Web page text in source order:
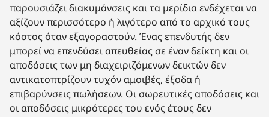
παρουσιάζει διακυμάνσεις και τα μερίδια ενδέχεται να
αξίζουν περισσότερο ή λιγότερο από το αρχικό τους
κόστος όταν εξαγοραστούν. Ένας επενδυτής δεν
μπορεί να επενδύσει απευθείας σε έναν δείκτη και οι
αποδόσεις των μη διαχειριζόμενων δεικτών δεν
αντικατοπτρίζουν τυχόν αμοιβές, έξοδα ή
επιβαρύνσεις πωλήσεων. Οι σωρευτικές αποδόσεις και
οι αποδόσεις μικρότερες του ενός έτους δεν